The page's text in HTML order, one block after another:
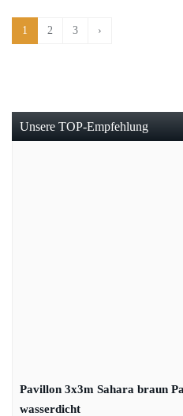
1 2 3 ›
Unsere TOP-Empfehlung
Pavillon 3x3m Sahara braun
wasserdicht